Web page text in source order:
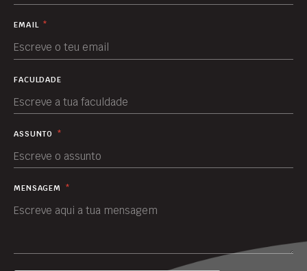
EMAIL *
FACULDADE
ASSUNTO *
MENSAGEM *